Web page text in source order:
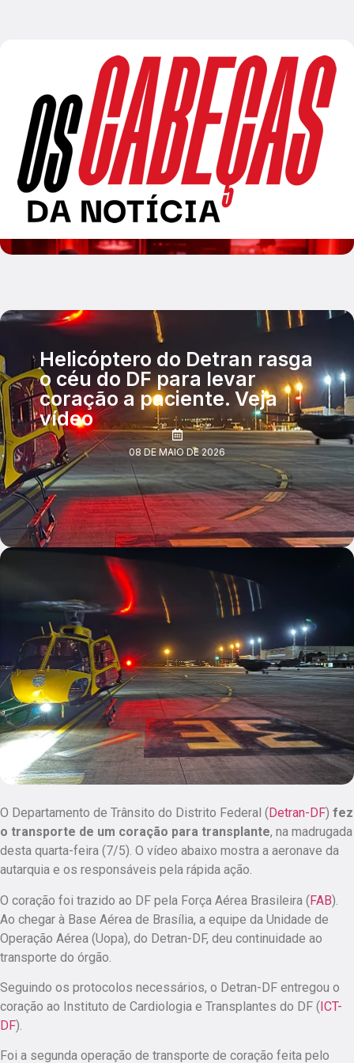
Helicóptero do Detran rasga
o céu do DF para levar
coração a paciente. Veja
vídeo
08 DE MAIO DE 2026
O Departamento de Trânsito do Distrito Federal ( Detran-DF) fez
o transporte de um coração para transplante, na madrugada
desta quarta-feira (7/5). O vídeo abaixo mostra a aeronave da
autarquia e os responsáveis pela rápida ação.
O coração foi trazido ao DF pela Força Aérea Brasileira (FAB).
Ao chegar à Base Aérea de Brasília, a equipe da Unidade de
Operação Aérea (Uopa), do Detran-DF, deu continuidade ao
transporte do órgão.
Seguindo os protocolos necessários, o Detran-DF entregou o
coração ao Instituto de Cardiologia e Transplantes do DF (ICT-
DF).
Foi a segunda operação de transporte de coração feita pelo